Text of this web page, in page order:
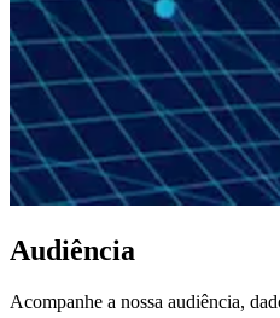
Audiência
Acompanhe a nossa audiência,